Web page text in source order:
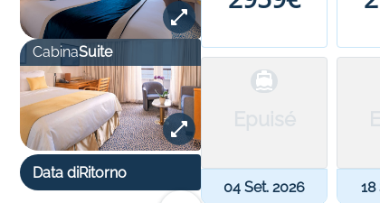
CabinaSuite
Data diRitorno
04 Set. 2026 18